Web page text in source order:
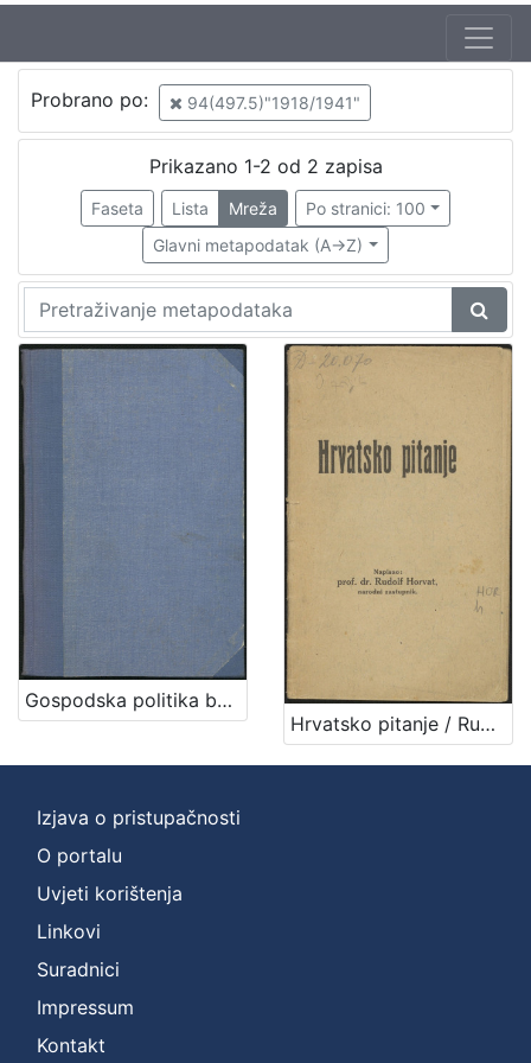
Jezik
hrvatski
Zbirka
Knjige
1
Probrano po: 94(497.5)"1918/1941"
Prikazano 1-2 od 2 zapisa
Faseta Lista Mreža
Po stranici: 100
Glavni metapodatak (A->Z)
Gospodska politika bez naroda i proti narodu / govor predsjednika hrvatske seljačke stranke nar. zast. Stjepana Radića na noćnoj sudbonosnoj sjednici Narodnog Vieća dne 24. studena 1918.
Hrvatsko pitanje / Rudolf Horvat
Izjava o pristupačnosti
O portalu
Uvjeti korištenja
Linkovi
Suradnici
Impressum
Kontakt